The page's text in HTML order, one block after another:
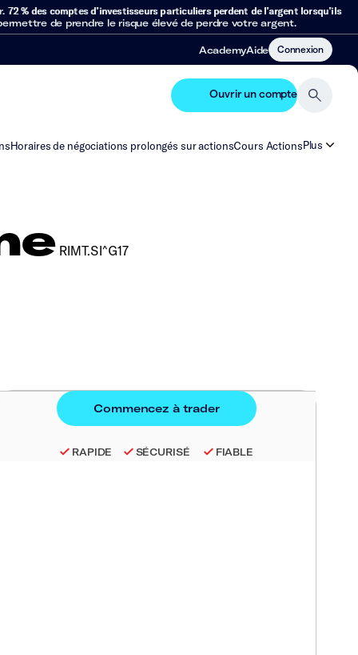
72 % des comptes d’investisseurs particuliers perdent de l’argent lorsqu’ils
de prendre le risque élevé de perdre votre argent.
AcademyAide Connexion
Ouvrir un compte
Horaires de négociations prolongés sur actionsCours ActionsPlus
RIMT.SI^G17
RAPIDE SÉCURISÉ FIABLE